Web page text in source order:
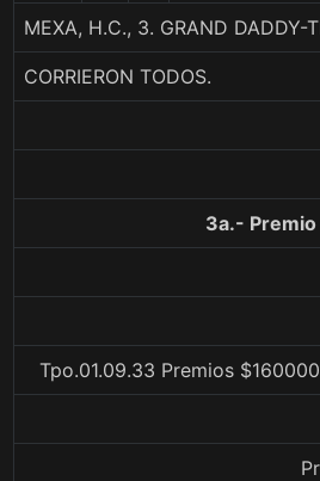
MEXA, H.C., 3. GRAND DADDY-
CORRIERON TODOS.
3a.- Premio
Tpo.01.09.33 Premios